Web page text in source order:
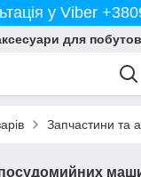
у Viber
для
Запчастини та